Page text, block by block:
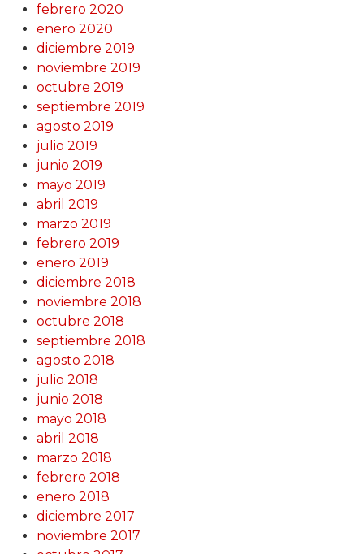
febrero 2020
enero 2020
diciembre 2019
noviembre 2019
octubre 2019
septiembre 2019
agosto 2019
julio 2019
junio 2019
mayo 2019
abril 2019
marzo 2019
febrero 2019
enero 2019
diciembre 2018
noviembre 2018
octubre 2018
septiembre 2018
agosto 2018
julio 2018
junio 2018
mayo 2018
abril 2018
marzo 2018
febrero 2018
enero 2018
diciembre 2017
noviembre 2017